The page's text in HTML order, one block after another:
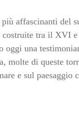
affascinanti del
tra il XVI e
una
molte di queste
e sul paesaggio